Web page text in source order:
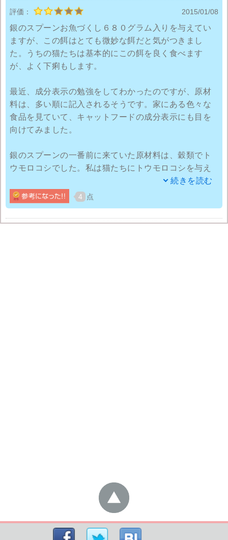
すね。魚介類や肉類など、内容もとても人間が食べた
いと思えるものではなく…。やはり安いのには理由が
あるのですね。
評価： 2015/01/08
銀のスプーンお魚づくし６８０グラム入りを与えてい
ますが、この餌はとても微妙な餌だと気がつきまし
た。うちの猫たちは基本的にこの餌を良く食べます
が、よく下痢もします。
最近、成分表示の勉強をしてわかったのですが、原材
料は、多い順に記入されるそうです。家にある色々な
食品を見ていて、キャットフードの成分表示にも目を
向けてみました。
銀のスプーンの一番前に来ていた原材料は、穀類でト
ウモロコシでした。私は猫たちにトウモロコシを与え
ているつもりはないのにと思い、その事実に驚きまし
た・・・他にも、着色料が何種類も含まれていて、こ
んなに不健康な物を与えていたのか・・・と驚きまし
た。
続きを読む
4 点